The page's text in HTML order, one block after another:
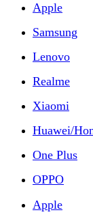
Apple
Samsung
Lenovo
Realme
Xiaomi
Huawei/
One Plus
OPPO
Apple